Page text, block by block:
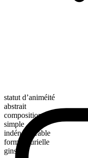
statut d’animéité
abstrait
composition morphologique
simple
indénombrable
forme plurielle
gins